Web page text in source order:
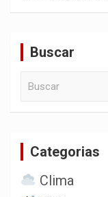
Buscar
Categorias
Clima